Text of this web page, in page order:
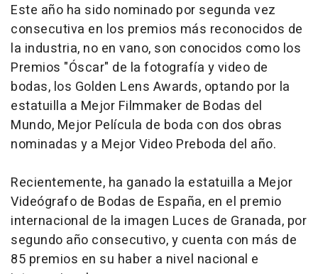
Este año ha sido nominado por segunda vez
consecutiva en los premios más reconocidos de
la industria, no en vano, son conocidos como los
Premios "Óscar" de la fotografía y video de
bodas, los Golden Lens Awards, optando por la
estatuilla a Mejor Filmmaker de Bodas del
Mundo, Mejor Película de boda con dos obras
nominadas y a Mejor Video Preboda del año.
Recientemente, ha ganado la estatuilla a Mejor
Videógrafo de Bodas de España, en el premio
internacional de la imagen Luces de Granada, por
segundo año consecutivo, y cuenta con más de
85 premios en su haber a nivel nacional e